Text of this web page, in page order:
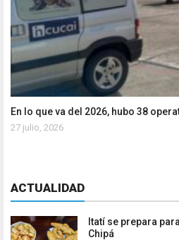
En lo que va del 2026, hubo 38
27 julio, 2026
ACTUALIDAD
Itatí se prepara
Chipá